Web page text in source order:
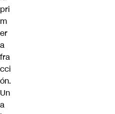
pri
m
er
a
fra
cci
ón.
Un
a